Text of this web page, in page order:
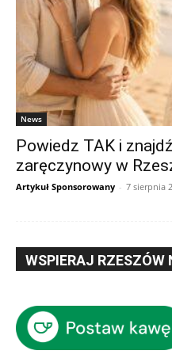
News
Powiedz TAK i
zaręczynowy w
Artykuł Sponsorowany - 7 sierpnia
WSPIERAJ RZESZÓW